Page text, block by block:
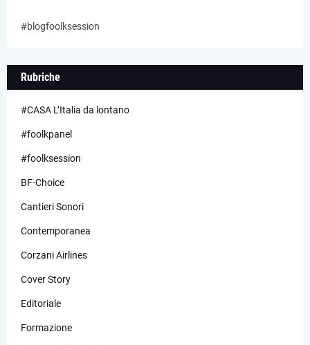
#blogfoolksession
Rubriche
#CASA L’Italia da lontano
#foolkpanel
#foolksession
BF-Choice
Cantieri Sonori
Contemporanea
Corzani Airlines
Cover Story
Editoriale
Formazione